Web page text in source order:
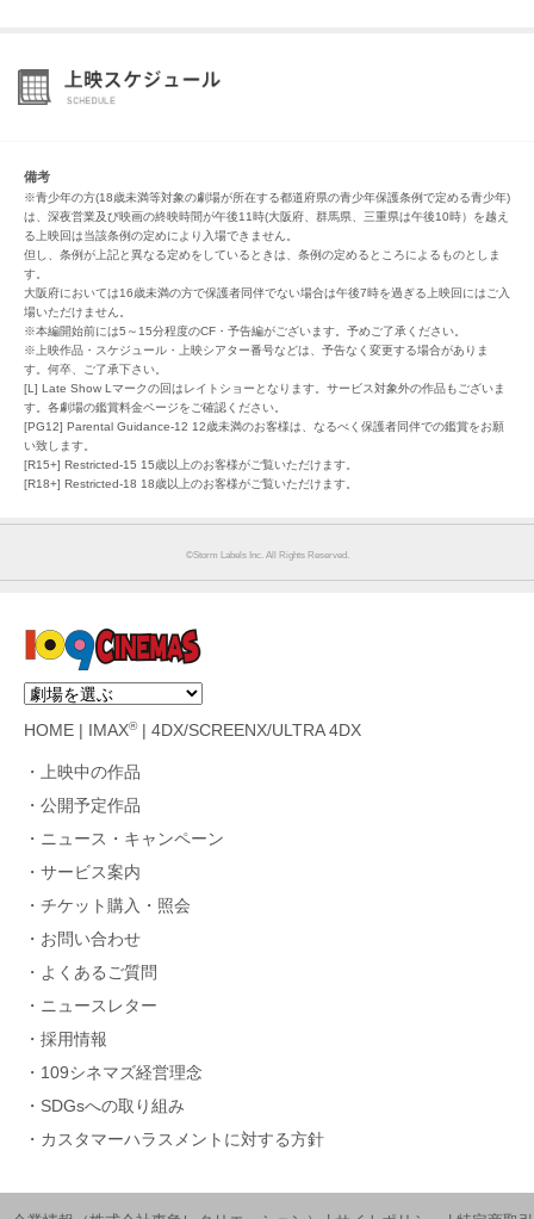
備考
※青少年の方(18歳未満等対象の劇場が所在する都道府県の青少年保護条例で定める青少年)
は、深夜営業及び映画の終映時間が午後11時(大阪府、群馬県、三重県は午後10時）を越え
る上映回は当該条例の定めにより入場できません。
但し、条例が上記と異なる定めをしているときは、条例の定めるところによるものとしま
す。
大阪府においては16歳未満の方で保護者同伴でない場合は午後7時を過ぎる上映回にはご入
場いただけません。
※本編開始前には5～15分程度のCF・予告編がございます。予めご了承ください。
※上映作品・スケジュール・上映シアター番号などは、予告なく変更する場合がありま
す。何卒、ご了承下さい。
[L] Late Show Lマークの回はレイトショーとなります。サービス対象外の作品もございま
す。各劇場の鑑賞料金ページをご確認ください。
[PG12] Parental Guidance-12 12歳未満のお客様は、なるべく保護者同伴での鑑賞をお願
い致します。
[R15+] Restricted-15 15歳以上のお客様がご覧いただけます。
[R18+] Restricted-18 18歳以上のお客様がご覧いただけます。
©︎Storm Labels Inc. All Rights Reserved.
HOME IMAX®| 4DX/SCREENX/ULTRA 4DX
上映中の作品
公開予定作品
ニュース・キャンペーン
サービス案内
チケット購入・照会
お問い合わせ
よくあるご質問
ニュースレター
採用情報
109シネマズ経営理念
SDGsへの取り組み
カスタマーハラスメントに対する方針